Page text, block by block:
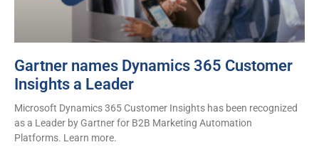
Gartner names Dynamics 365 Customer
Insights a Leader
Microsoft Dynamics 365 Customer Insights has been recognized
as a Leader by Gartner for B2B Marketing Automation
Platforms. Learn more.